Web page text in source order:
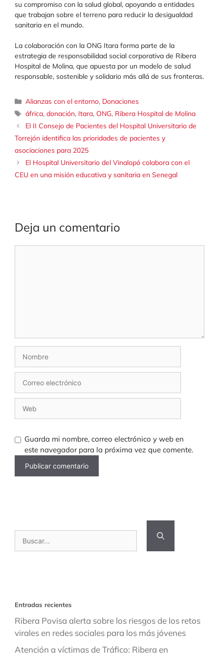
su compromiso con la salud global, apoyando a entidades
que trabajan sobre el terreno para reducir la desigualdad
sanitaria en el mundo.
La colaboración con la ONG Itara forma parte de la
estrategia de responsabilidad social corporativa de Ribera
Hospital de Molina, que apuesta por un modelo de salud
responsable, sostenible y solidario más allá de sus fronteras.
Categorías
Alianzas con el entorno, Donaciones
Etiquetas
áfrica,donación, Itara,ONG, Ribera Hospital de Molina
El II Consejo de Pacientes del Hospital Universitario de
Torrejón identifica las prioridades de pacientes y
asociaciones para 2025
El Hospital Universitario del Vinalopó colabora con el
CEU en una misión educativa y sanitaria en Senegal
Deja un comentario
Nombre
Correo
electrónico
Web
Guarda mi nombre, correo electrónico y web en
este navegador para la próxima vez que comente.
Entradas recientes
Ribera Povisa alerta sobre los riesgos de los retos
virales en redes sociales para los más jóvenes
Atención a víctimas de Tráfico: Ribera en